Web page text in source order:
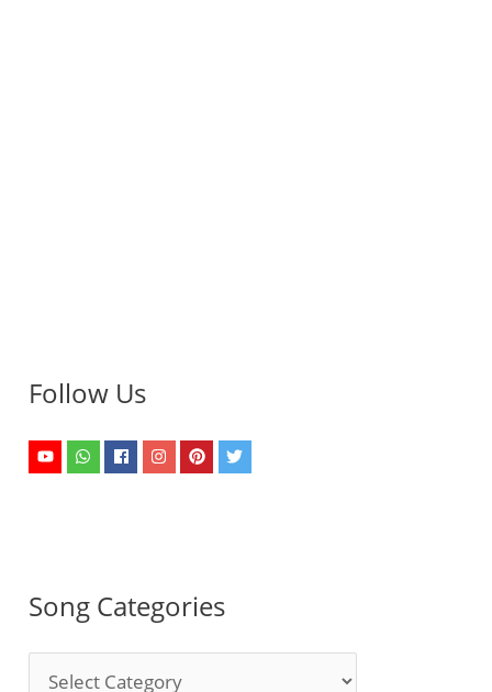
Follow Us
Song Categories